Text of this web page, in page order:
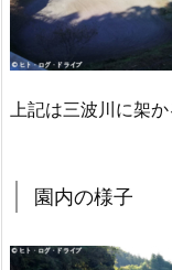
上記は三波川に架
園内の様子